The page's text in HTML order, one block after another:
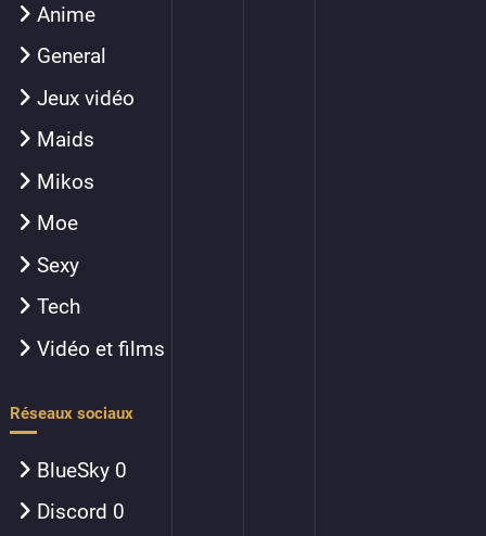
Anime
General
Jeux vidéo
Maids
Mikos
Moe
Sexy
Tech
Vidéo et films
Réseaux sociaux
BlueSky 0
Discord 0